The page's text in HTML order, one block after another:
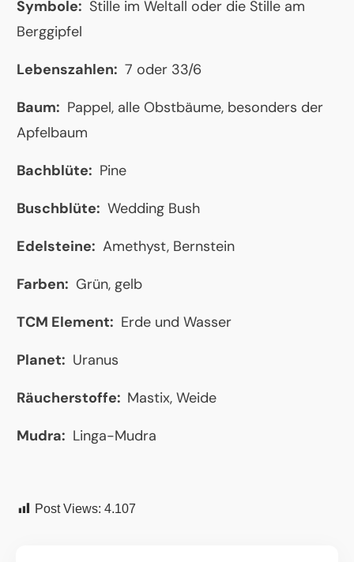
Symbole: Stille im Weltall oder die Stille am
Berggipfel
Lebenszahlen: 7 oder 33/6
Baum: Pappel, alle Obstbäume, besonders der
Apfelbaum
Bachblüte: Pine
Buschblüte: Wedding Bush
Edelsteine: Amethyst, Bernstein
Farben: Grün, gelb
TCM Element: Erde und Wasser
Planet: Uranus
Räucherstoffe: Mastix, Weide
Mudra: Linga-Mudra
Post Views: 4.107